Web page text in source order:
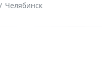
Челябинск